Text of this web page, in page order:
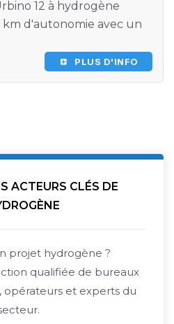
12 à hydrogène
d'autonomie avec un
PLUS D'INFO
ACTEURS CLÉS DE
projet hydrogène ?
qualifiée de bureaux
opérateurs et experts du